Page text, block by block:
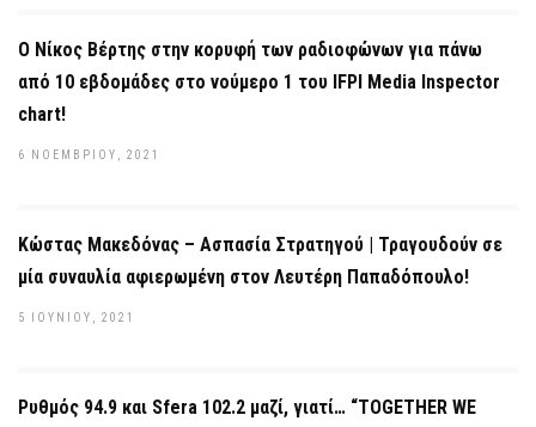
Ο Νίκος Βέρτης στην κορυφή των ραδιοφώνων για πάνω
από 10 εβδομάδες στο νούμερο 1 του IFPI Media Inspector
chart!
6 ΝΟΕΜΒΡΊΟΥ, 2021
Κώστας Μακεδόνας – Ασπασία Στρατηγού | Τραγουδούν σε
μία συναυλία αφιερωμένη στον Λευτέρη Παπαδόπουλο!
5 ΙΟΥΝΊΟΥ, 2021
Ρυθμός 94.9 και Sfera 102.2 μαζί, γιατί… “ΤOGETHER WE